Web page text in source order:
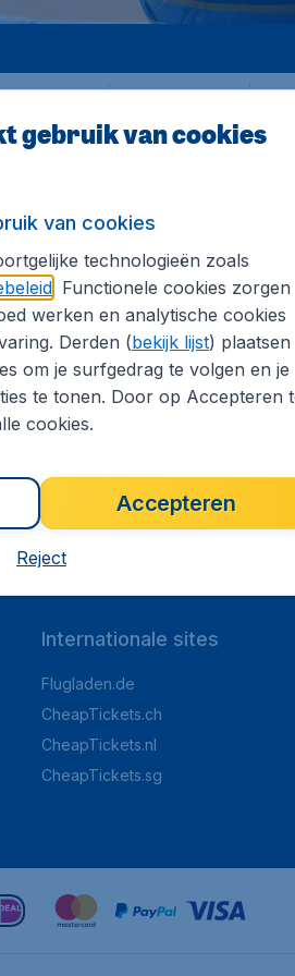
excl. € 29,90 dossierkosten. Prijzen
excl. € 29,90 dossierkosten. Prijzen
Internationale sites
Flugladen.de
CheapTickets.ch
CheapTickets.nl
CheapTickets.sg
gebruik van cookies
van cookies
technologieën zoals
. Functionele cookies zorgen
werken en analytische cookies
Derden (bekijk lijst) plaatsen
om je surfgedrag te volgen en je
te tonen. Door op Accepteren
cookies.
Accepteren
Reject